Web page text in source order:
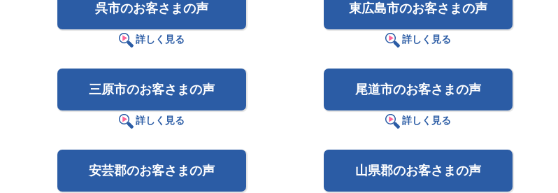
呉市のお客さまの声
詳しく見る
東広島市のお客さまの声
詳しく見る
三原市のお客さまの声
詳しく見る
尾道市のお客さまの声
詳しく見る
安芸郡のお客さまの声 山県郡のお客さまの声